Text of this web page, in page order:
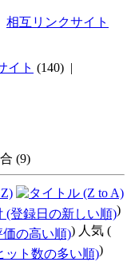
相互リンクサイト
イト (140) |
(9)
)
) 人気 (
)